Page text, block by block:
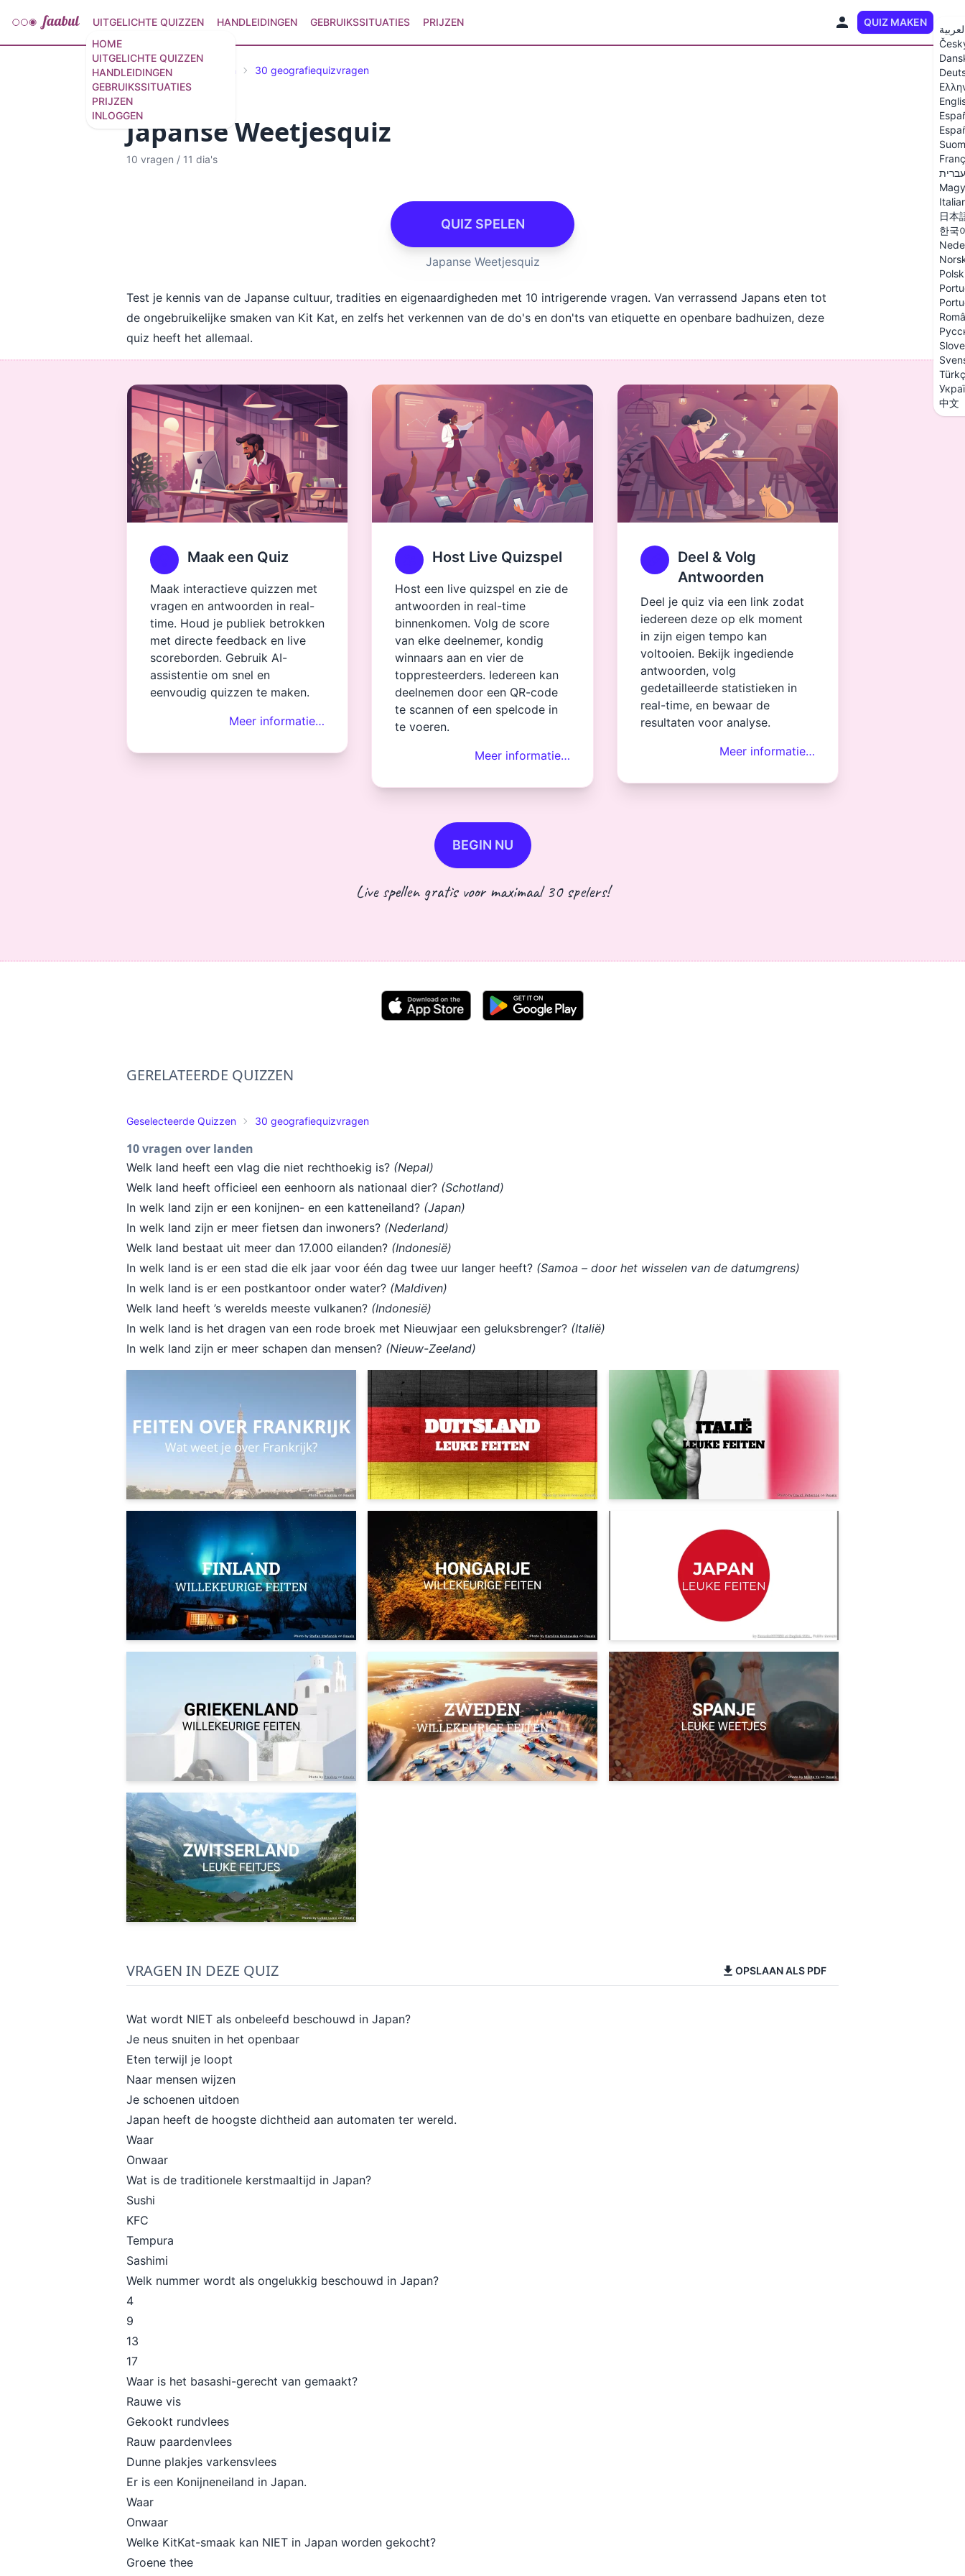
HOME
UITGELICHTE QUIZZEN
HANDLEIDINGEN
GEBRUIKSSITUATIES
PRIJZEN
INLOGGEN
UITGELICHTE QUIZZEN HANDLEIDINGEN GEBRUIKSSITUATIES PRIJZEN QUIZ MAKEN
עברית
日本
한국
中文
Geselecteerde Quizzen 30 geografiequizvragen
Japanse Weetjesquiz
10 vragen / 11 dia's
QUIZ SPELEN
Japanse Weetjesquiz
Test je kennis van de Japanse cultuur, tradities en eigenaardigheden met 10 intrigerende vragen. Van verrassend Japans eten tot
de ongebruikelijke smaken van Kit Kat, en zelfs het verkennen van de do's en don'ts van etiquette en openbare badhuizen, deze
quiz heeft het allemaal.
Maak een Quiz
Maak interactieve quizzen met
vragen en antwoorden in real-
time. Houd je publiek betrokken
met directe feedback en live
scoreborden. Gebruik AI-
assistentie om snel en
eenvoudig quizzen te maken.
Meer informatie…
Host Live Quizspel
Host een live quizspel en zie de
antwoorden in real-time
binnenkomen. Volg de score
van elke deelnemer, kondig
winnaars aan en vier de
toppresteerders. Iedereen kan
deelnemen door een QR-code
te scannen of een spelcode in
te voeren.
Meer informatie…
Deel & Volg
Antwoorden
Deel je quiz via een link zodat
iedereen deze op elk moment
in zijn eigen tempo kan
voltooien. Bekijk ingediende
antwoorden, volg
gedetailleerde statistieken in
real-time, en bewaar de
resultaten voor analyse.
Meer informatie…
BEGIN NU
Live spellen gratis voor maximaal 30 spelers!
GERELATEERDE QUIZZEN
Geselecteerde Quizzen 30 geografiequizvragen
10 vragen over landen
Welk land heeft een vlag die niet rechthoekig is? (Nepal)
Welk land heeft officieel een eenhoorn als nationaal dier? (Schotland)
In welk land zijn er een konijnen- en een katteneiland? (Japan)
In welk land zijn er meer fietsen dan inwoners? (Nederland)
Welk land bestaat uit meer dan 17.000 eilanden? (Indonesië)
In welk land is er een stad die elk jaar voor één dag twee uur langer heeft? (Samoa – door het wisselen van de datumgrens)
In welk land is er een postkantoor onder water? (Maldiven)
Welk land heeft ’s werelds meeste vulkanen? (Indonesië)
In welk land is het dragen van een rode broek met Nieuwjaar een geluksbrenger? (Italië)
In welk land zijn er meer schapen dan mensen? (Nieuw-Zeeland)
VRAGEN IN DEZE QUIZ OPSLAAN ALS PDF
Wat wordt NIET als onbeleefd beschouwd in Japan?
Je neus snuiten in het openbaar
Eten terwijl je loopt
Naar mensen wijzen
Je schoenen uitdoen
Japan heeft de hoogste dichtheid aan automaten ter wereld.
Waar
Onwaar
Wat is de traditionele kerstmaaltijd in Japan?
Sushi
KFC
Tempura
Sashimi
Welk nummer wordt als ongelukkig beschouwd in Japan?
4
9
13
17
Waar is het basashi-gerecht van gemaakt?
Rauwe vis
Gekookt rundvlees
Rauw paardenvlees
Dunne plakjes varkensvlees
Er is een Konijneneiland in Japan.
Waar
Onwaar
Welke KitKat-smaak kan NIET in Japan worden gekocht?
Groene thee